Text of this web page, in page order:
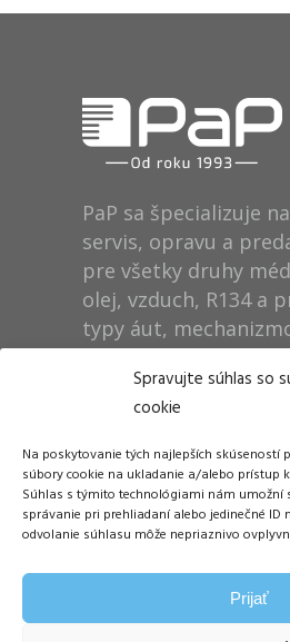
Spravujte súhlas so
cookie
Na poskytovanie tých najlepších skúseností
súbory cookie na ukladanie a/alebo prístup
Súhlas s týmito technológiami nám umožní
správanie pri prehliadaní alebo jedinečné ID
odvolanie súhlasu môže nepriaznivo
Prijať
PaP sa špecializuje
servis, opravu a
pre všetky druhy
olej, vzduch, R134 a
typy áut,
technológií, rušňov…
Dušan Pytel P a P
ŠM Stráže
058 01 Poprad
Tel.: +421 905 311 248
info@papdp.sk